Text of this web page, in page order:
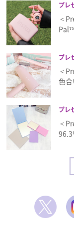
プレ
＜
プレ
＜
色
プレ
＜